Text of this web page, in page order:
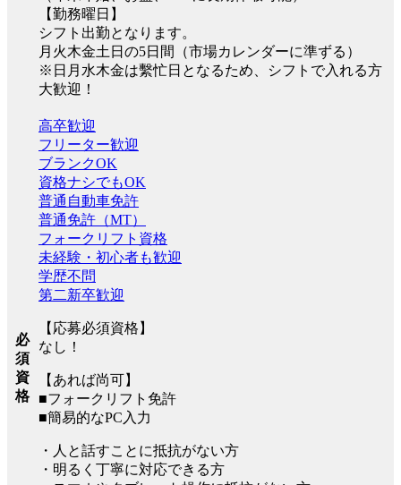
【勤務曜日】
シフト出勤となります。
月火木金土日の5日間（市場カレンダーに準ずる）
※日月水木金は繫忙日となるため、シフトで入れる方
大歓迎！
必
須
資
格
高卒歓迎
フリーター歓迎
ブランクOK
資格ナシでもOK
普通自動車免許
普通免許（MT）
フォークリフト資格
未経験・初心者も歓迎
学歴不問
第二新卒歓迎
【応募必須資格】
なし！
【あれば尚可】
■フォークリフト免許
■簡易的なPC入力
・人と話すことに抵抗がない方
・明るく丁寧に対応できる方